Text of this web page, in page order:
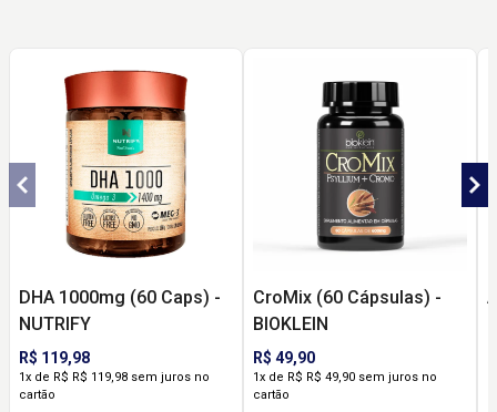
DHA 1000mg (60 Caps) -
NUTRIFY
R$ 119,98
1x de R$ R$ 119,98 sem juros no
cartão
CroMix (60 Cápsulas) -
BIOKLEIN
R$ 49,90
1x de R$ R$ 49,90 sem juros no
cartão